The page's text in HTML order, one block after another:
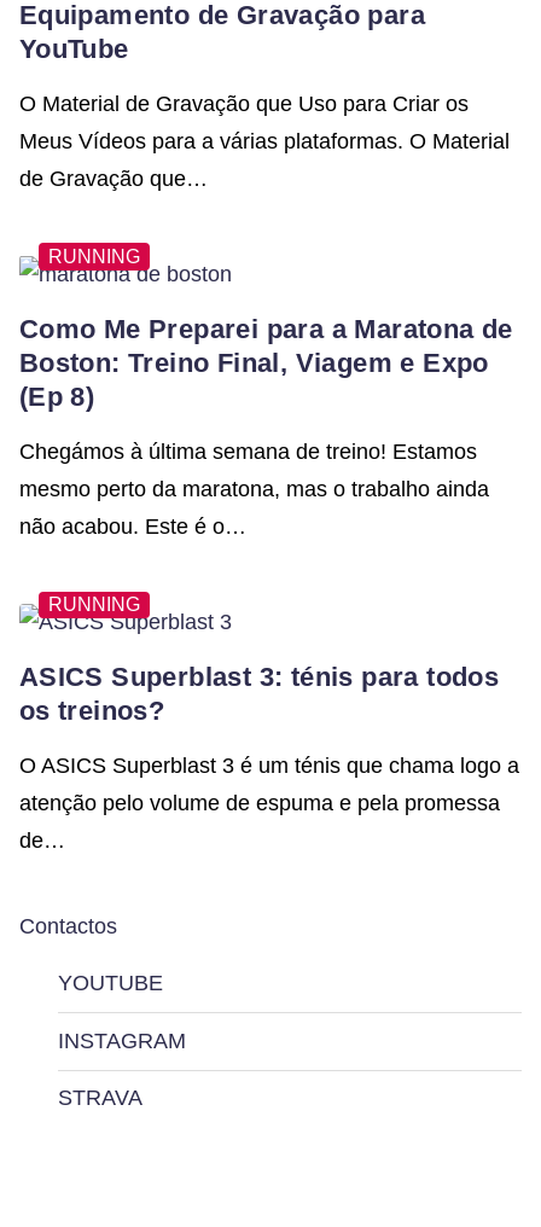
Equipamento de Gravação para
YouTube
O Material de Gravação que Uso para Criar os
Meus Vídeos para a várias plataformas. O Material
de Gravação que…
RUNNING
Como Me Preparei para a Maratona de
Boston: Treino Final, Viagem e Expo
(Ep 8)
Chegámos à última semana de treino! Estamos
mesmo perto da maratona, mas o trabalho ainda
não acabou. Este é o…
RUNNING
ASICS Superblast 3: ténis para todos
os treinos?
O ASICS Superblast 3 é um ténis que chama logo a
atenção pelo volume de espuma e pela promessa
de…
Contactos
YOUTUBE
INSTAGRAM
STRAVA